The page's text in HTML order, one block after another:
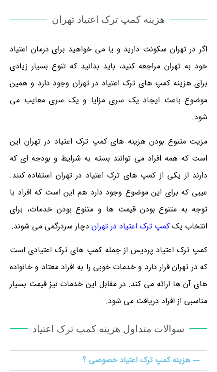
هزینه کمپ ترک اعتیاد تهران
اگر در تهران سکونت دارید و یا می خواهید برای درمان اعتیاد
خود به تهران مراجعه کنید، باید بدانید که تنوع بسیار زیادی
برای هزینه کمپ های ترک اعتیاد در تهران وجود دارد و همین
موضوع باعث ایجاد یک سری مزایا و یک سری معایب می
شود.
مزیت متنوع بودن هزینه های کمپ ترک اعتیاد در تهران این
است که همه افراد می توانند بسته به شرایط و بودجه ای که
دارند از یکی از کمپ های ترک اعتیاد در تهران استفاده کنند.
عیبی که برای این موضوع وجود دارد هم این است که افراد با
توجه به متنوع بودن قیمت ها و متنوع بودن خدمات، برای
انتخاب یک کمپ ترک اعتیاد در تهران دچار سردرگمی می شوند.
کمپ ترک اعتیاد پردیس از جمله کمپ های ترک اعتیادی است
که در تهران قرار دارد و خدمات خوبی را به افراد معتاد و خانواده
های آن ها ارائه می کند. در مقابل این خدمات نیز قیمت بسیار
مناسبی از افراد دریافت می شود.
سوالات متداول هزینه کمپ ترک اعتیاد
هزینه کمپ ترک اعتیاد خصوصی ؟